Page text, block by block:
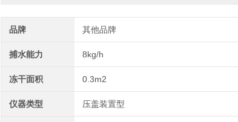
品牌 其他品牌
捕水能力 8kg/h
冻干面积 0.3m2
仪器类型 压盖装置型